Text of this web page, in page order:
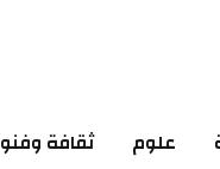
ثقافة وفنون